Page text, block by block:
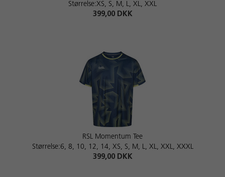
Størrelse:XS, S, M, L, XL, XXL
399,00 DKK
RSL Momentum Tee
Størrelse:6, 8, 10, 12, 14, XS, S, M, L, XL, XXL, XXXL
399,00 DKK